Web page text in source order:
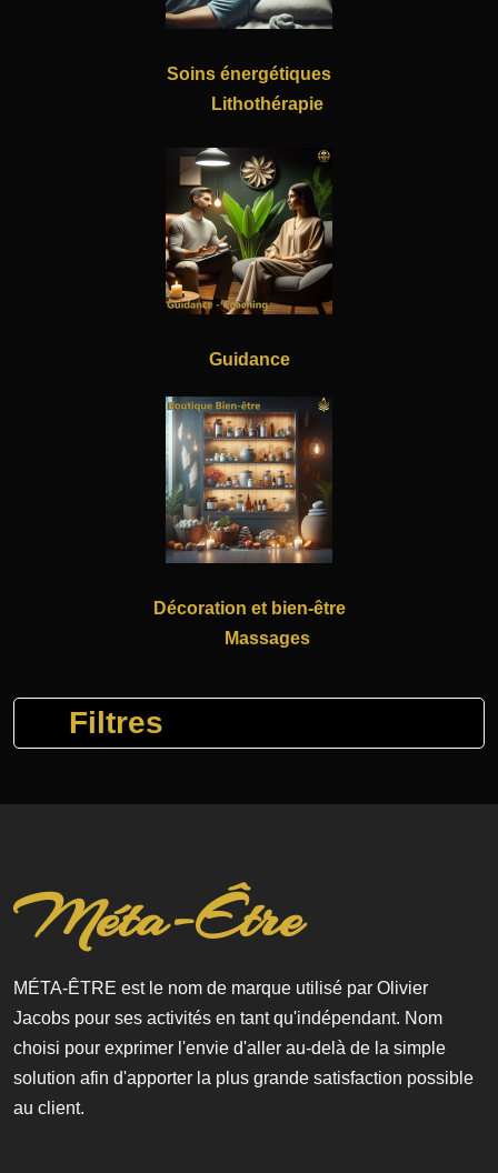
Soins énergétiques
Lithothérapie
Guidance
Décoration et bien-être
Massages
Filtres
Méta-Être
MÉTA-ÊTRE est le nom de marque utilisé par Olivier
Jacobs pour ses activités en tant qu'indépendant. Nom
choisi pour exprimer l'envie d'aller au-delà de la simple
solution afin d'apporter la plus grande satisfaction possible
au client.